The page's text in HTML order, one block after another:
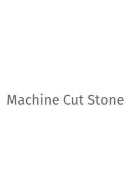
Machine Cut Stone